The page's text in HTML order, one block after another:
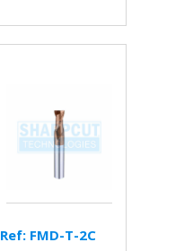
Ref: FMD-T-2C